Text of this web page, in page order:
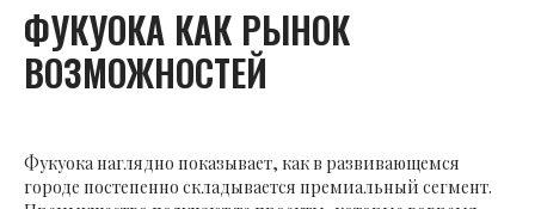
ФУКУОКА КАК РЫНОК
ВОЗМОЖНОСТЕЙ
Фукуока наглядно показывает, как в развивающемся
городе постепенно складывается премиальный сегмент.